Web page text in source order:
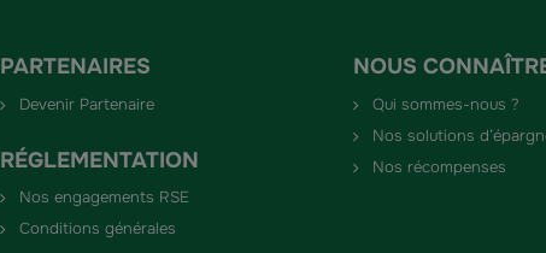
PARTENAIRES
Devenir Partenaire
RÉGLEMENTATION
Nos engagements RSE
Conditions générales
NOUS
Qui sommes-nous ?
Nos solutions
Nos récompenses